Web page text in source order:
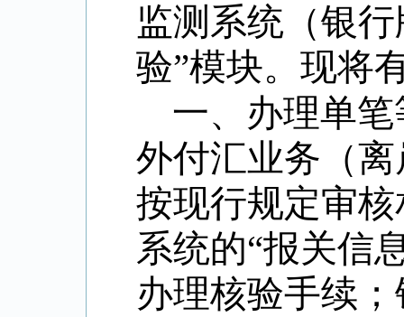
监测系统（银
验”模块。现将
一、办理单笔
外付汇业务（
按现行规定审
系统的“报关信
办理核验手续